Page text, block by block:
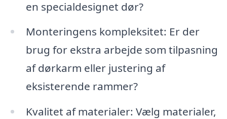
en specialdesignet dør?
Monteringens kompleksitet: Er der
brug for ekstra arbejde som tilpasning
af dørkarm eller justering af
eksisterende rammer?
Kvalitet af materialer: Vælg materialer,